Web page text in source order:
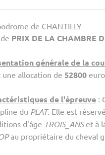
de CHANTILLY
PRIX DE LA CHAMBRE
générale de la
une allocation de 52800
de l'épreuve :
du PLAT. Elle est
d'âge TROIS_ANSet à
au propriétaire du cheval